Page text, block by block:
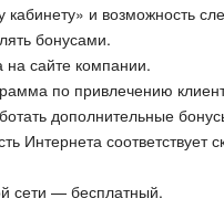
кабинету» и возможность
бонусами.
на сайте компании.
по привлечению
дополнительные
Интернета соответствует
сети — бесплатный.